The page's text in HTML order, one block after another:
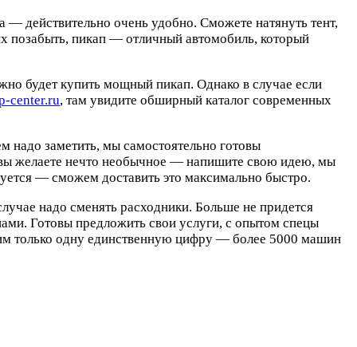
действительно очень удобно. Сможете натянуть тент,
позабыть, пикап — отличный автомобиль, который
будет купить мощный пикап. Однако в случае если
center.ru, там увидите обширный каталог современных
заметить, мы самостоятельно готовы
желаете нечто необычное — напишите свою идею, мы
— сможем доставить это максимально быстро.
надо сменять расходники. Больше не придется
Готовы предложить свои услуги, с опытом спецы
только одну единственную цифру — более 5000 машин